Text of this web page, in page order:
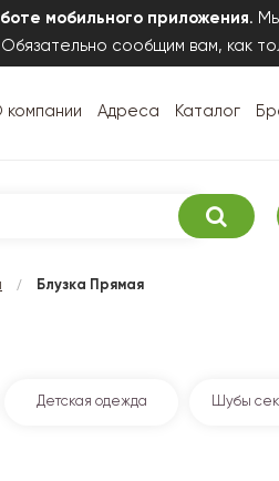
мобильного приложения.
Обязательно сообщим вам, как
компании Адреса Каталог
/ Блузка Прямая
Детская одежда Шубы